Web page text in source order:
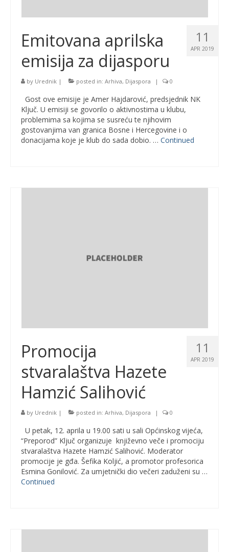
11
APR 2019
Emitovana aprilska
emisija za dijasporu
by Urednik | posted in: Arhiva, Dijaspora | 0
Gost ove emisije je Amer Hajdarović, predsjednik NK
Ključ. U emisiji se govorilo o aktivnostima u klubu,
problemima sa kojima se susreću te njihovim
gostovanjima van granica Bosne i Hercegovine i o
donacijama koje je klub do sada dobio. … Continued
11
APR 2019
Promocija
stvaralaštva Hazete
Hamzić Salihović
by Urednik | posted in: Arhiva, Dijaspora | 0
U petak, 12. aprila u 19.00 sati u sali Općinskog vijeća,
“Preporod” Ključ organizuje književno veče i promociju
stvaralaštva Hazete Hamzić Salihović. Moderator
promocije je gđa. Šefika Koljić, a promotor profesorica
Esmina Gonilović. Za umjetnički dio večeri zaduženi su …
Continued